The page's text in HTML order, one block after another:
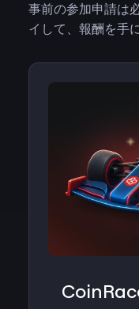
事前の参加申請は
イして、報酬を手